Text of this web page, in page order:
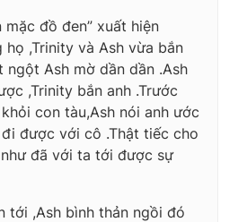
mặc đồ đen” xuất hiện
họ ,Trinity và Ash vừa bắn
Ash mờ dần dần .Ash
,Trinity bắn anh .Trước
con tàu,Ash nói anh ước
được với cô .Thật tiếc cho
đã với ta tới được sự
tới ,Ash bình thản ngồi đó